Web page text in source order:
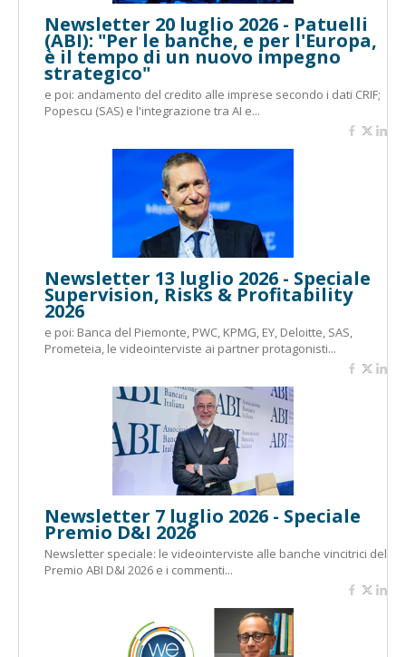
Newsletter 20 luglio 2026 - Patuelli
(ABI): "Per le banche, e per l'Europa,
è il tempo di un nuovo impegno
strategico"
e poi: andamento del credito alle imprese secondo i dati CRIF;
Popescu (SAS) e l'integrazione tra AI e...
Newsletter 13 luglio 2026 - Speciale
Supervision, Risks & Profitability
2026
e poi: Banca del Piemonte, PWC, KPMG, EY, Deloitte, SAS,
Prometeia, le videointerviste ai partner protagonisti...
Newsletter 7 luglio 2026 - Speciale
Premio D&I 2026
Newsletter speciale: le videointerviste alle banche vincitrici del
Premio ABI D&I 2026 e i commenti...